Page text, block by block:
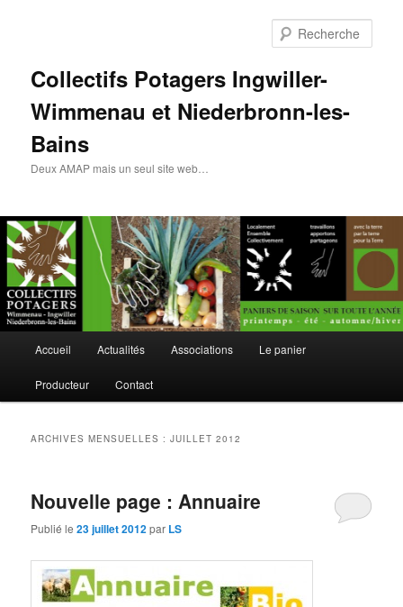
Collectifs Potagers Ingwiller-
Wimmenau et Niederbronn-les-
Bains
Deux AMAP mais un seul site web…
Aller
au
Aller
au
Accueil Actualités Associations Le panier
Producteur Contact
ARCHIVES MENSUELLES :JUILLET 2012
Nouvelle page : Annuaire
Publié le23 juillet 2012par LS